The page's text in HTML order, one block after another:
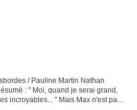
/ Pauline Martin Nathan
: " Moi, quand je serai grand,
incroyables... " Mais Max n'est pas